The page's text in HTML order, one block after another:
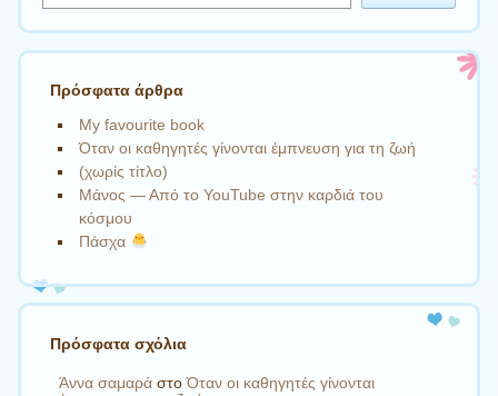
Πρόσφατα άρθρα
My favourite book
Όταν οι καθηγητές γίνονται έμπνευση για τη ζωή
(χωρίς τίτλο)
Μάνος — Από το YouTube στην καρδιά του
κόσμου
Πάσχα
Πρόσφατα σχόλια
Άννα σαμαράστοΌταν οι καθηγητές γίνονται